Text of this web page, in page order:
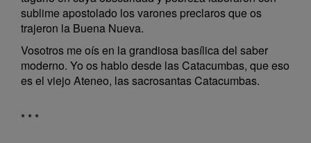
sublime apostolado los varones preclaros que os
trajeron la Buena Nueva.
Vosotros me oís en la grandiosa basílica del saber
moderno. Yo os hablo desde las Catacumbas, que eso
es el viejo Ateneo, las sacrosantas Catacumbas.
* * *